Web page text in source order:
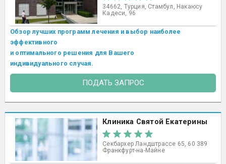
34662, Турция, Стамбул, Накаюсу
Кадеси, 96
Обзор лучших программ лечения и выбор наиболее
эффективного
и оптимального решения для Вашего
индивидуального случая.
ПОДАТЬ ЗАПРОС
Клиника Святой Екатерины
Секбархер Ландштрассе 65, 60 389
Франкфурт-на-Майне